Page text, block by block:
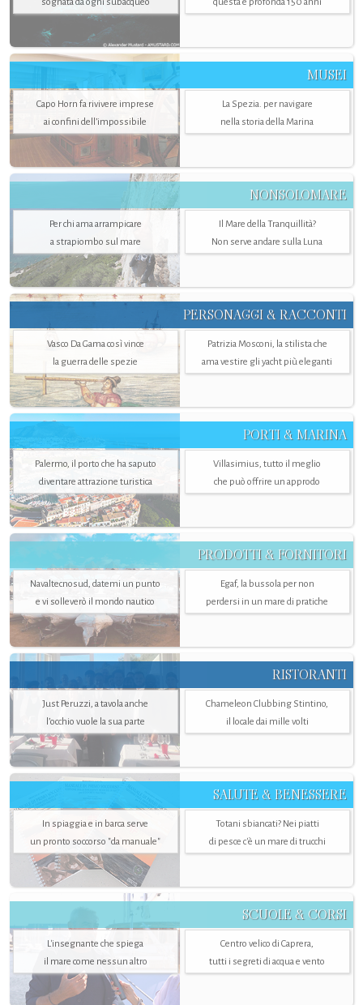
sognata da ogni subacqueo
questa è profonda 150 anni
MUSEI
Capo Horn fa rivivere imprese
ai confini dell’impossibile
La Spezia. per navigare
nella storia della Marina
NONSOLOMARE
Per chi ama arrampicare
a strapiombo sul mare
Il Mare della Tranquillità?
Non serve andare sulla Luna
PERSONAGGI & RACCONTI
Vasco Da Gama così vince
la guerra delle spezie
Patrizia Mosconi, la stilista che
ama vestire gli yacht più eleganti
PORTI & MARINA
Palermo, il porto che ha saputo
diventare attrazione turistica
Villasimius, tutto il meglio
che può offrire un approdo
PRODOTTI & FORNITORI
Navaltecnosud, datemi un punto
e vi solleverò il mondo nautico
Egaf, la bussola per non
perdersi in un mare di pratiche
RISTORANTI
Just Peruzzi, a tavola anche
l’occhio vuole la sua parte
Chameleon Clubbing Stintino,
il locale dai mille volti
SALUTE & BENESSERE
In spiaggia e in barca serve
un pronto soccorso "da manuale"
Totani sbiancati? Nei piatti
di pesce c'è un mare di trucchi
SCUOLE & CORSI
L'insegnante che spiega
il mare come nessun altro
Centro velico di Caprera,
tutti i segreti di acqua e vento